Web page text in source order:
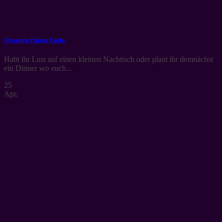
Orangen Panna Cotta
Habt ihr Lust auf einen kleinen Nachtisch oder plant ihr demnächst
ein Dinner wo euch...
25
Apr.